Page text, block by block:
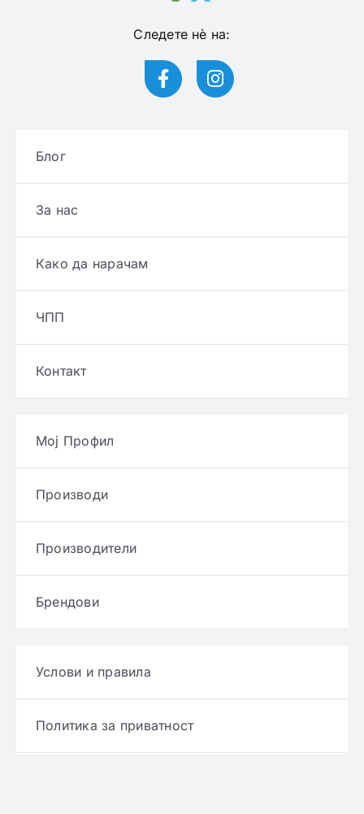
Следете нѐ на:
Блог
За нас
Како да нарачам
ЧПП
Контакт
Мој Профил
Производи
Производители
Брендови
Услови и правила
Политика за приватност